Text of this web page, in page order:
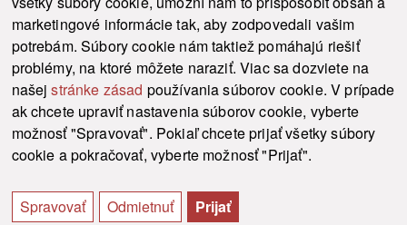
marketingové informácie tak, aby zodpovedali vašim
potrebám. Súbory cookie nám taktiež pomáhajú riešiť
problémy, na ktoré môžete naraziť. Viac sa dozviete na
našejstránke zásad používania súborov cookie. V prípade
ak chcete upraviť nastavenia súborov cookie, vyberte
možnosť "Spravovať". Pokiaľ chcete prijať všetky súbory
cookie a pokračovať, vyberte možnosť "Prijať".
Spravovať Odmietnuť Prijať
Odoslať
© 2021-2026 ku.sk. Všetky práva vyhradené. | Ochrana osobných údajov
Vyhlásenie o prístupnosti |
Admin
This site is protected by reCAPTCHA and the Google Privacy Policy and Terms of
Service
apply.